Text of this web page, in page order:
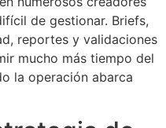
de gestionar. Briefs,
reportes y validaciones
mucho más tiempo del
la operación abarca